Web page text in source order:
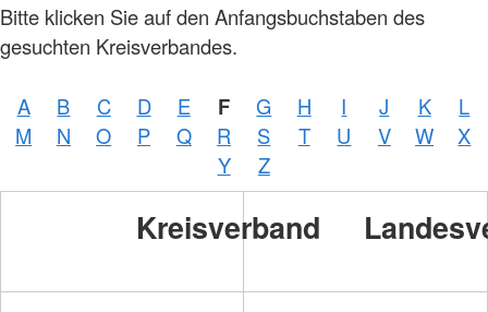
Bitte klicken Sie auf den Anfangsbuchstaben des
gesuchten Kreisverbandes.
A B C D E F G H I J K
L
M
N O P Q R S T U V W
X
Y
Z
Kreisverband